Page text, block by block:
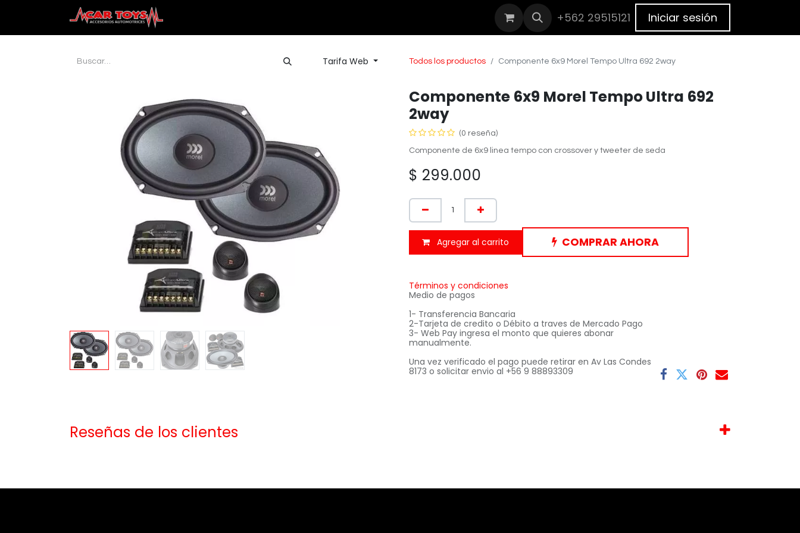
Nuestras Marcas BLOG Cita
+562 29515121 Iniciar sesión
Tarifa Web Todos los productos Componente 6x9 Morel Tempo Ultra 692 2way
Componente 6x9 Morel Tempo Ultra 692
2way
(0 reseña)
Componente de 6x9 linea tempo con crossover y tweeter de seda
$ 299.000
Agregar al carrito COMPRAR AHORA
Términos y condiciones
Medio de pagos
1- Transferencia Bancaria
2-Tarjeta de credito o Débito a traves de Mercado Pago
3- Web Pay ingresa el monto que quieres abonar
manualmente.
Una vez verificado el pago puede retirar en Av Las Condes
8173 o solicitar envio al +56 9 88893309
Reseñas de los clientes